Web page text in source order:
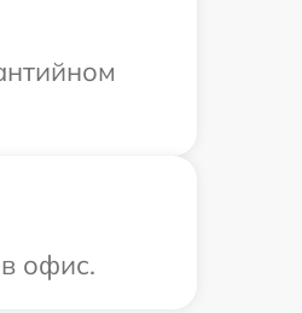
офис.